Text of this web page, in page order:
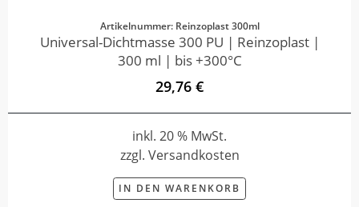
Artikelnummer: Reinzoplast 300ml
Universal-Dichtmasse 300 PU | Reinzoplast |
300 ml | bis +300°C
29,76 €
inkl. 20 % MwSt.
zzgl. Versandkosten
IN DEN WARENKORB